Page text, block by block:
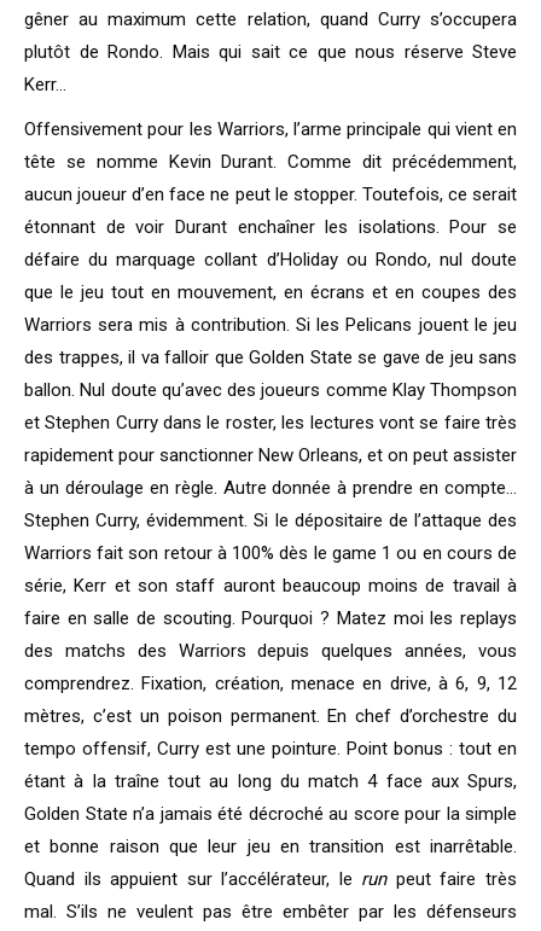
gêner au maximum cette relation, quand Curry s’occupera
plutôt de Rondo. Mais qui sait ce que nous réserve Steve
Kerr…
Offensivement pour les Warriors, l’arme principale qui vient en
tête se nomme Kevin Durant. Comme dit précédemment,
aucun joueur d’en face ne peut le stopper. Toutefois, ce serait
étonnant de voir Durant enchaîner les isolations. Pour se
défaire du marquage collant d’Holiday ou Rondo, nul doute
que le jeu tout en mouvement, en écrans et en coupes des
Warriors sera mis à contribution. Si les Pelicans jouent le jeu
des trappes, il va falloir que Golden State se gave de jeu sans
ballon. Nul doute qu’avec des joueurs comme Klay Thompson
et Stephen Curry dans le roster, les lectures vont se faire très
rapidement pour sanctionner New Orleans, et on peut assister
à un déroulage en règle. Autre donnée à prendre en compte…
Stephen Curry, évidemment. Si le dépositaire de l’attaque des
Warriors fait son retour à 100% dès le game 1 ou en cours de
série, Kerr et son staff auront beaucoup moins de travail à
faire en salle de scouting. Pourquoi ? Matez moi les replays
des matchs des Warriors depuis quelques années, vous
comprendrez. Fixation, création, menace en drive, à 6, 9, 12
mètres, c’est un poison permanent. En chef d’orchestre du
tempo offensif, Curry est une pointure. Point bonus : tout en
étant à la traîne tout au long du match 4 face aux Spurs,
Golden State n’a jamais été décroché au score pour la simple
et bonne raison que leur jeu en transition est inarrêtable.
Quand ils appuient sur l’accélérateur, le runpeut faire très
mal. S’ils ne veulent pas être embêter par les défenseurs